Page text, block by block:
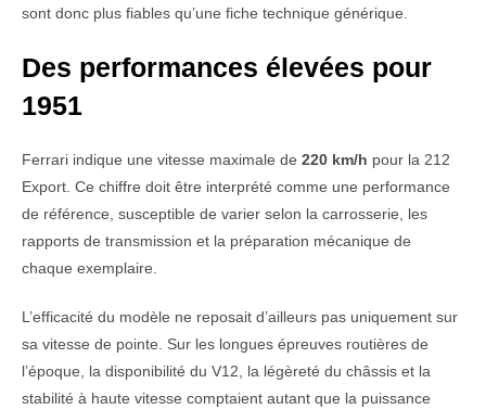
sont donc plus fiables qu’une fiche technique générique.
Des performances élevées pour
1951
Ferrari indique une vitesse maximale de 220 km/h pour la 212
Export. Ce chiffre doit être interprété comme une performance
de référence, susceptible de varier selon la carrosserie, les
rapports de transmission et la préparation mécanique de
chaque exemplaire.
L’efficacité du modèle ne reposait d’ailleurs pas uniquement sur
sa vitesse de pointe. Sur les longues épreuves routières de
l’époque, la disponibilité du V12, la légèreté du châssis et la
stabilité à haute vitesse comptaient autant que la puissance